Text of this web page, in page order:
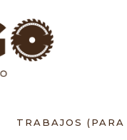
TRABAJOS